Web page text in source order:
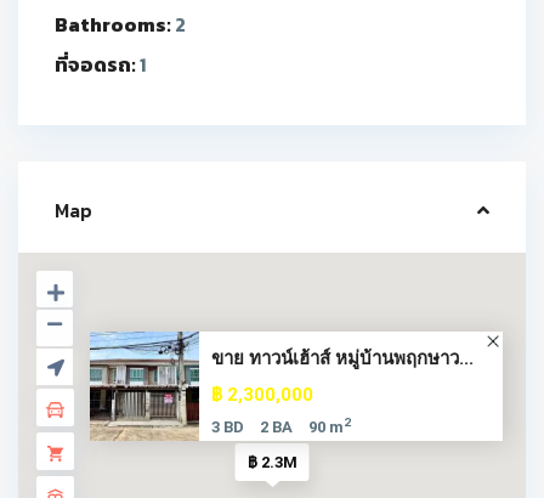
Bathrooms:2
ที่จอดรถ:1
Map
฿ 2.3M
ขาย ทาวน์เฮ้าส์ หมู่บ้านพฤกษาว...
฿ 2,300,000
3 BD 2 BA 90 m2